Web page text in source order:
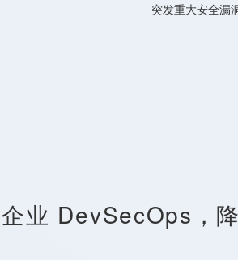
突发重大安全漏
业 DevSecOps，